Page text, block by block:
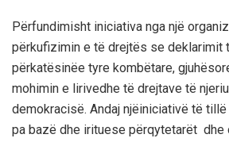
Përfundimisht iniciativa nga një
përkufizimin e të drejtës se deklarimit
përkatësinëe tyre kombëtare,
mohimin e lirivedhe të drejtave të
demokracisë. Andaj njëiniciativë të tillë
pa bazë dhe irituese përqytetarët dhe